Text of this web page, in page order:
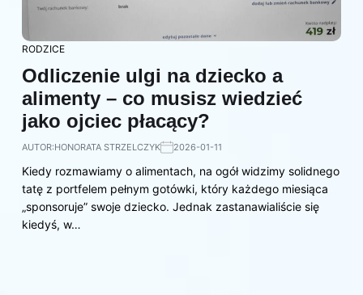
RODZICE
Odliczenie ulgi na dziecko a
alimenty – co musisz wiedzieć
jako ojciec płacący?
AUTOR:HONORATA STRZELCZYK 2026-01-11
Kiedy rozmawiamy o alimentach, na ogół widzimy solidnego
tatę z portfelem pełnym gotówki, który każdego miesiąca
„sponsoruje” swoje dziecko. Jednak zastanawialiście się
kiedyś, w…